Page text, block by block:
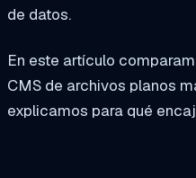
de datos.
En este artículo
CMS de archivos planos
explicamos para qué